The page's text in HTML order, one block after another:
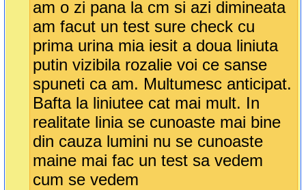
am o zi pana la cm si azi dimineata
am facut un test sure check cu
prima urina mia iesit a doua liniuta
putin vizibila rozalie voi ce sanse
spuneti ca am. Multumesc anticipat.
Bafta la liniutee cat mai mult. In
realitate linia se cunoaste mai bine
din cauza lumini nu se cunoaste
maine mai fac un test sa vedem
cum se vedem